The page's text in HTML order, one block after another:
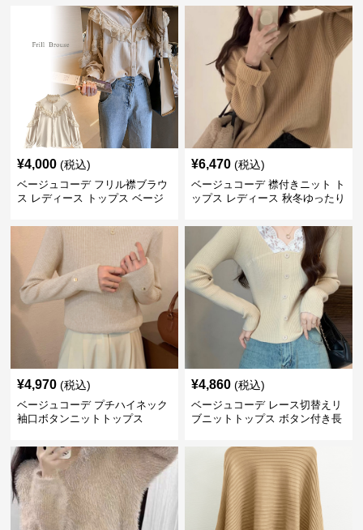
¥4,000 (税込)
ベージュコーデ フリル襟ブラウ
ス レディース トップス ベージ
¥6,470 (税込)
ベージュコーデ 襟付きニット ト
ップス レディース 秋冬ゆったり
¥4,970 (税込)
ベージュコーデ プチハイネック
袖口ボタンニットトップス
¥4,860 (税込)
ベージュコーデ レース切替えリ
ブニットトップス ボタン付き長